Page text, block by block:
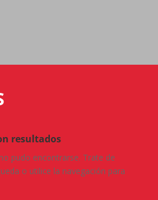
resultados
pudo encontrarse. Trate de
o utilice la navegación para